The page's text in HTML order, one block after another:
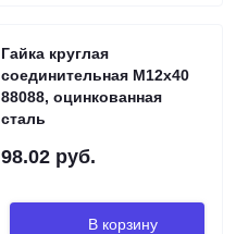
Гайка круглая
соединительная М12х40
88088, оцинкованная
сталь
98.02 руб.
В корзину